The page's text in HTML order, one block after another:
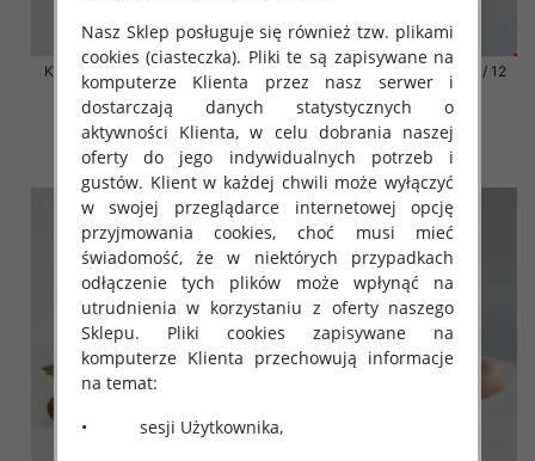
Klapki damskie Roz 36-42 / 12
par
41.00 zł
szczegóły
Klapki damskie Roz 36-42 / 12
par
41.00 zł
szczegóły
Nasz Sklep posługuje się również tzw. plikami
cookies (ciasteczka). Pliki te są zapisywane na
komputerze Klienta przez nasz serwer i
dostarczają danych statystycznych o
aktywności Klienta, w celu dobrania naszej
oferty do jego indywidualnych potrzeb i
gustów. Klient w każdej chwili może wyłączyć
w swojej przeglądarce internetowej opcję
przyjmowania cookies, choć musi mieć
świadomość, że w niektórych przypadkach
odłączenie tych plików może wpłynąć na
utrudnienia w korzystaniu z oferty naszego
Sklepu. Pliki cookies zapisywane na
komputerze Klienta przechowują informacje
na temat:
• sesji Użytkownika,